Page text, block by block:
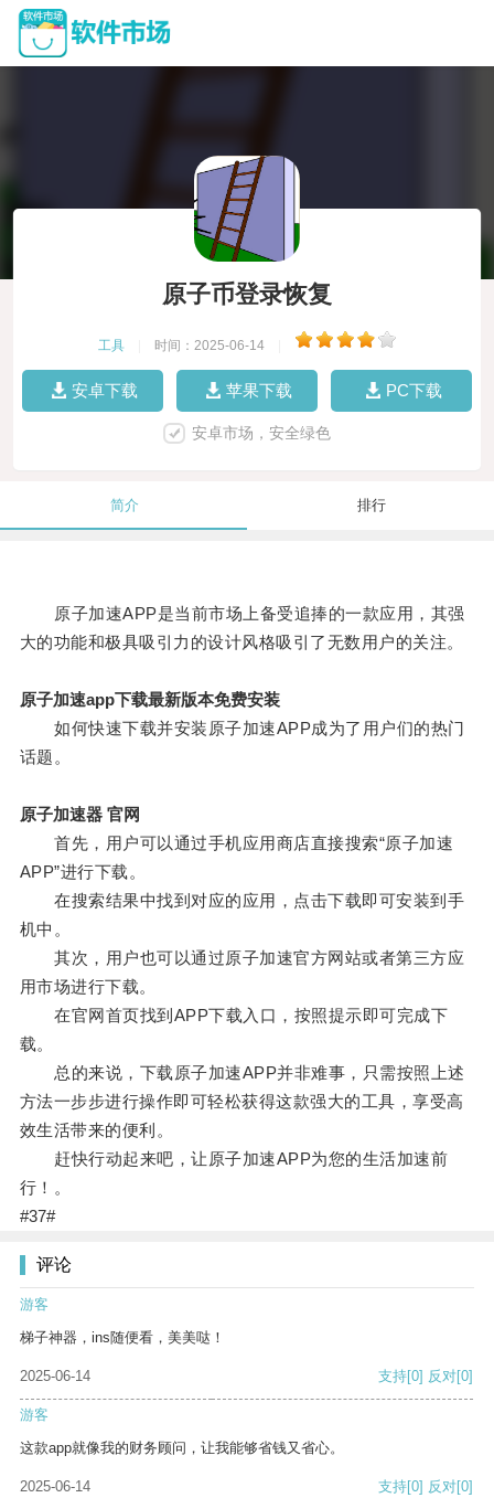
原子币登录恢复
工具 时间：2025-06-14
安卓下载 苹果下载 PC下载
安卓市场，安全绿色
简介 排行
原子加速APP是当前市场上备受追捧的一款应用，其强
大的功能和极具吸引力的设计风格吸引了无数用户的关注。
原子加速app下载最新版本免费安装
如何快速下载并安装原子加速APP成为了用户们的热门
话题。
原子加速器 官网
首先，用户可以通过手机应用商店直接搜索“原子加速
APP”进行下载。
在搜索结果中找到对应的应用，点击下载即可安装到手
机中。
其次，用户也可以通过原子加速官方网站或者第三方应
用市场进行下载。
在官网首页找到APP下载入口，按照提示即可完成下
载。
总的来说，下载原子加速APP并非难事，只需按照上述
方法一步步进行操作即可轻松获得这款强大的工具，享受高
效生活带来的便利。
赶快行动起来吧，让原子加速APP为您的生活加速前
行！。
#37#
评论
游客
梯子神器，ins随便看，美美哒！
2025-06-14 支持[0] 反对[0]
游客
这款app就像我的财务顾问，让我能够省钱又省心。
2025-06-14 支持[0] 反对[0]